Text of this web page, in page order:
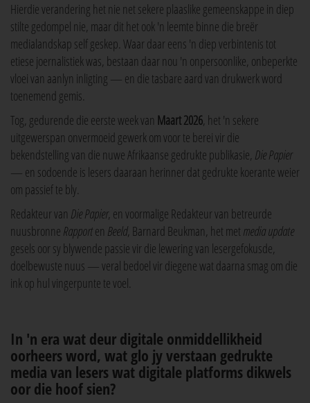
Hierdie verandering het nie net sekere plaaslike gemeenskappe in diep
stilte gedompel nie, maar dit het ook 'n leemte binne die breër
medialandskap self geskep. Waar daar eens 'n diep verbintenis tot
etiese joernalistiek was, bestaan daar nou 'n onpersoonlike, onbeperkte
vloei van aanlyn inligting — en die tasbare aard van drukwerk word
toenemend gemis.
Tog, gedurende die eerste week van Maart 2026, het 'n sekere
uitgewerspan onvermoeid gewerk om voor te berei vir die
bekendstelling van die nuwe Afrikaanse gedrukte publikasie, Die Papier
— en sodoende is lesers daaraan herinner dat gedrukte koerante weier
om passief te bly.
Redakteur van Die Papier, en voormalige Redakteur van betreurde
nuusbronne Rapporten Beeld, Barnard Beukman, het met media update
gesels oor sy blywende passie vir die lewering van lesergefokusde,
doelbewuste nuus — veral bedoel vir diegene wat daarna smag om die
ink op hul vingerpunte te voel.
In 'n era wat deur digitale onmiddellikheid
oorheers word, wat glo jy verstaan gedrukte
media van lesers wat digitale platforms dikwels
oor die hoof sien?